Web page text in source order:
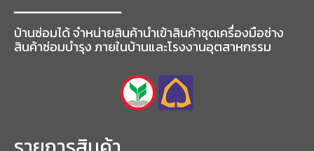
━━━━━━━━━━━━━━━━━
บ้านซ่อมได้ จำหน่ายสินค้านำเข้าสินค้าชุดเครื่องมือช่าง
สินค้าซ่อมบำรุง ภายในบ้านและโรงงานอุตสาหกรรม